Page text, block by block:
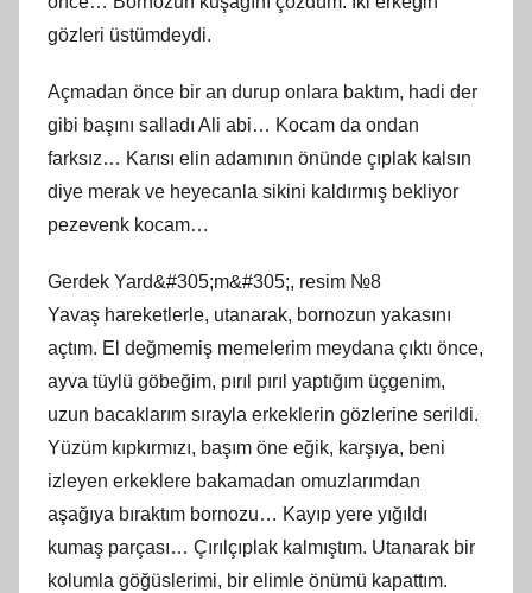
gözleri üstümdeydi.
Açmadan önce bir an durup onlara baktım, hadi der
gibi başını salladı Ali abi… Kocam da ondan
farksız… Karısı elin adamının önünde çıplak kalsın
diye merak ve heyecanla sikini kaldırmış bekliyor
pezevenk kocam…
Gerdek Yard&#305;m&#305;, resim №8
Yavaş hareketlerle, utanarak, bornozun yakasını
açtım. El değmemiş memelerim meydana çıktı önce,
ayva tüylü göbeğim, pırıl pırıl yaptığım üçgenim,
uzun bacaklarım sırayla erkeklerin gözlerine serildi.
Yüzüm kıpkırmızı, başım öne eğik, karşıya, beni
izleyen erkeklere bakamadan omuzlarımdan
aşağıya bıraktım bornozu… Kayıp yere yığıldı
kumaş parçası… Çırılçıplak kalmıştım. Utanarak bir
kolumla göğüslerimi, bir elimle önümü kapattım.